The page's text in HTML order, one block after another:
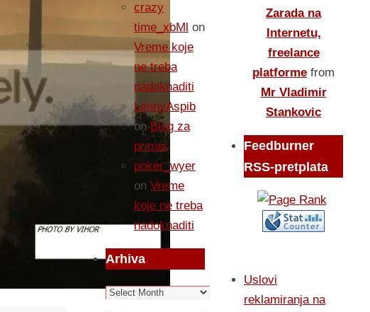
crazy
time_xbMl on
Vreme koje
ne treba
nadoknaditi
LennyAspib
onBlog za
primer
poker_wyer
on Vreme
koje ne treba
nadoknaditi
Arhiva
Arhiva
Zarada na
Internetu,
freelance
platforme from
Mr Vladimir
Stankovic
Feedburner
RSS-pretplata
Uslovi
reklamiranja na